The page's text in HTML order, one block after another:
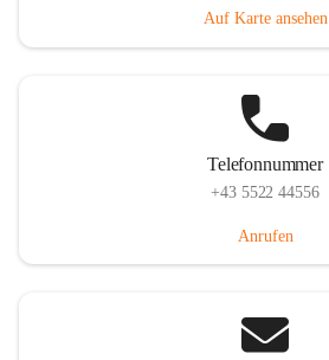
Auf Karte ansehen
Telefonnummer
+43 5522 44556
Anrufen